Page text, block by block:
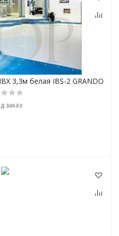
3,3м белая IBS-2 GRANDO
заказ